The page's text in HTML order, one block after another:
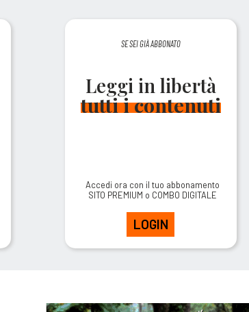
SE SEI GIÀ ABBONATO
Leggi in libertà
tutti i contenuti
Accedi ora con il tuo abbonamento
SITO PREMIUM o COMBO DIGITALE
LOGIN